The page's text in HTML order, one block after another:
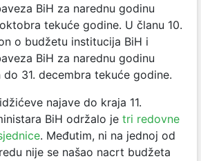
BiH za narednu godinu
tekuće godine. U članu 10.
o budžetu institucija BiH i
BiH za narednu godinu
31. decembra tekuće godine.
najave do kraja 11.
BiH održalo je tri redovne
. Međutim, ni na jednoj od
nije se našao nacrt budžeta